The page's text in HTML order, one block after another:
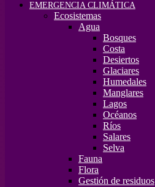
EMERGENCIA CLIMÁTICA
Ecosistemas
Agua
Bosques
Costa
Desiertos
Glaciares
Humedales
Manglares
Lagos
Océanos
Ríos
Salares
Selva
Fauna
Flora
Gestión de residuos